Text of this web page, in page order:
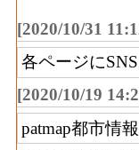
[2020/10/31
各ページに
[2020/10/19
patmap都市情